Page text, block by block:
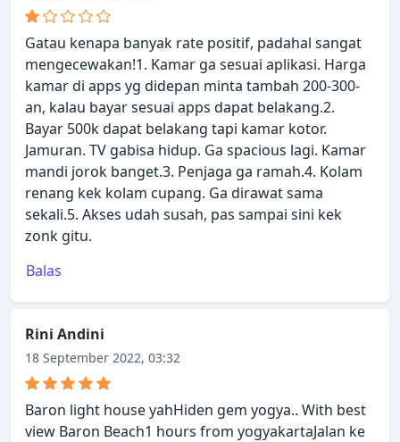
Gatau kenapa banyak rate positif, padahal sangat
mengecewakan!1. Kamar ga sesuai aplikasi. Harga
kamar di apps yg didepan minta tambah 200-300-
an, kalau bayar sesuai apps dapat belakang.2.
Bayar 500k dapat belakang tapi kamar kotor.
Jamuran. TV gabisa hidup. Ga spacious lagi. Kamar
mandi jorok banget.3. Penjaga ga ramah.4. Kolam
renang kek kolam cupang. Ga dirawat sama
sekali.5. Akses udah susah, pas sampai sini kek
zonk gitu.
Balas
Rini Andini
18 September 2022, 03:32
Baron light house yahHiden gem yogya.. With best
view Baron Beach1 hours from yogyakartaJalan ke